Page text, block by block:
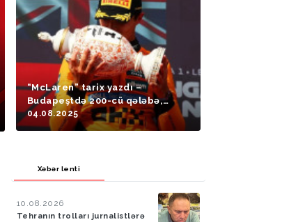
“McLaren” tarix yazdı –
Budapeştdə 200-cü qələbə,
liderlərdən daha bir dubl!
04.08.2025
Xəbər lenti
10.08.2026
Tehranın trolları jurnalistlərə